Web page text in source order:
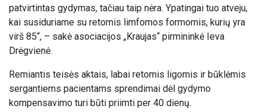
patvirtintas gydymas, tačiau taip nėra. Ypatingai tuo atveju,
kai susiduriame su retomis limfomos formomis, kurių yra
virš 85“, – sakė asociacijos „Kraujas“ pirmininkė Ieva
Drėgvienė.
Remiantis teisės aktais, labai retomis ligomis ir būklėmis
sergantiems pacientams sprendimai dėl gydymo
kompensavimo turi būti priimti per 40 dienų.